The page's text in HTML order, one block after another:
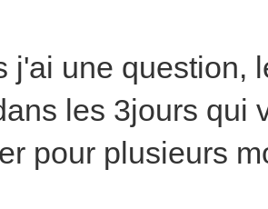
j'ai une question,
les 3jours qui
pour plusieurs